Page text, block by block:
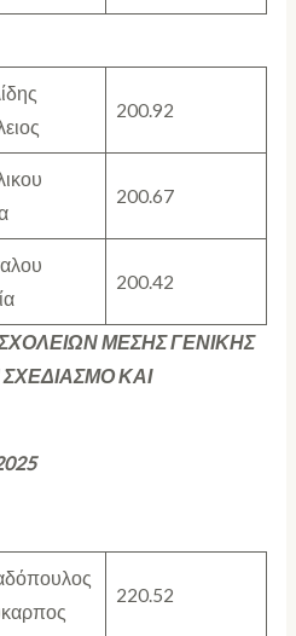
200.92
200.67
200.42
ΜΕΣΗΣ ΓΕΝΙΚΗΣ
ΚΑΙ
220.52